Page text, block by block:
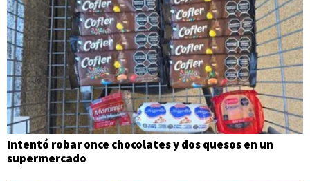
Intentó robar once chocolates y dos quesos en un
supermercado